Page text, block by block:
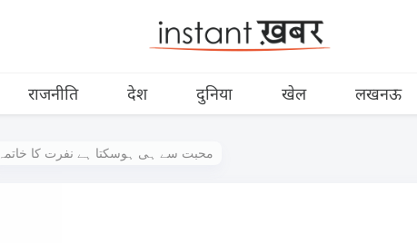
राजनीति देश दुनिया खेल लखनऊ
محبت سے ہی ہوسکتا ہے نفرت کا خاتمہ